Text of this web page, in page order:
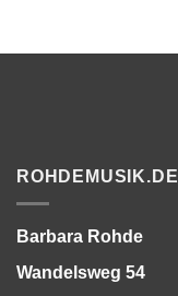
ROHDEMUSIK.DE
Barbara Rohde
Wandelsweg 54